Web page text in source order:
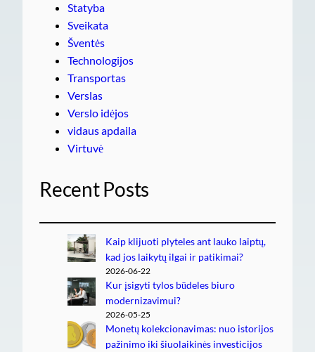
Statyba
Sveikata
Šventės
Technologijos
Transportas
Verslas
Verslo idėjos
vidaus apdaila
Virtuvė
Recent Posts
Kaip klijuoti plyteles ant lauko laiptų,
kad jos laikytų ilgai ir patikimai?
2026-06-22
Kur įsigyti tylos būdeles biuro
modernizavimui?
2026-05-25
Monetų kolekcionavimas: nuo istorijos
pažinimo iki šiuolaikinės investicijos